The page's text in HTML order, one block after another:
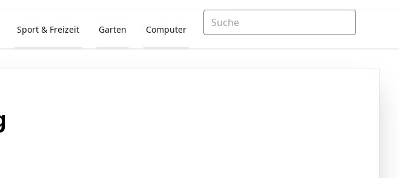
Sport & Freizeit Garten Computer